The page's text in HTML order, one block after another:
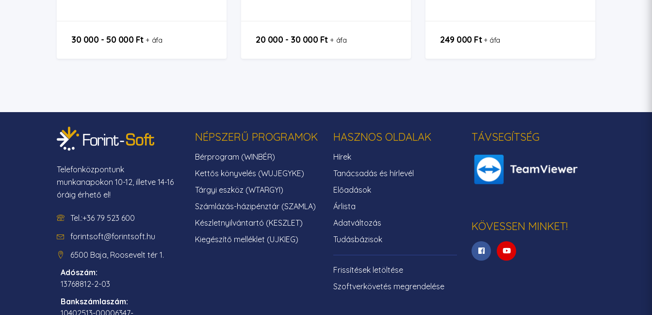
30 000 - 50 000 Ft+ áfa 20 000 - 30 000 Ft+ áfa 249 000 Ft+ áfa
Telefonközpontunk
munkanapokon 10-12, illetve 14-16
óráig érhető el!
Tel.:+36 79 523 600
forintsoft@forintsoft.hu
6500 Baja, Roosevelt tér 1.
Adószám:
13768812-2-03
Bankszámlaszám:
10402513-00006347-
NÉPSZERŰ PROGRAMOK
Bérprogram (WINBÉR)
Kettős könyvelés (WUJEGYKE)
Tárgyi eszköz (WTARGYI)
Számlázás-házipénztár (SZAMLA)
Készletnyilvántartó (KESZLET)
Kiegészítő melléklet (UJKIEG)
HASZNOS OLDALAK
Hírek
Tanácsadás és hírlevél
Előadások
Árlista
Adatváltozás
Tudásbázisok
Frissítések letöltése
Szoftverkövetés megrendelése
TÁVSEGÍTSÉG
KÖVESSEN MINKET!